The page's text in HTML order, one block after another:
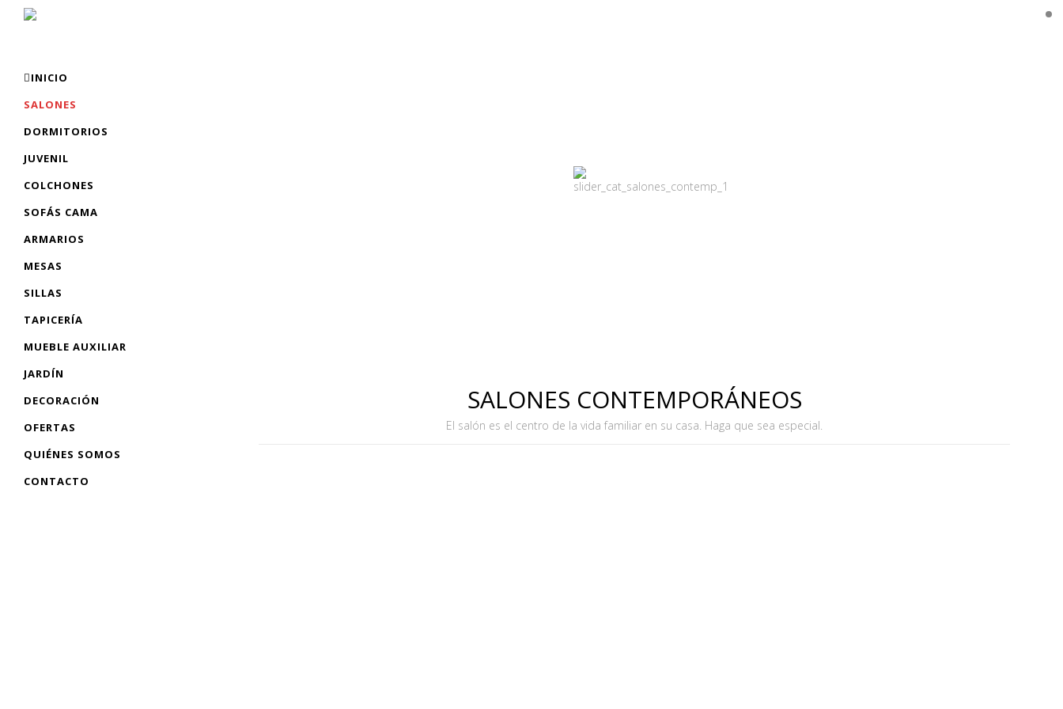
INICIO
SALONES
DORMITORIOS
JUVENIL
COLCHONES
SOFÁS CAMA
ARMARIOS
MESAS
SILLAS
TAPICERÍA
MUEBLE AUXILIAR
JARDÍN
DECORACIÓN
OFERTAS
QUIÉNES SOMOS
CONTACTO
SALONES CONTEMPORÁNEOS
El salón es el centro de la vida familiar en su casa. Haga que sea especial.